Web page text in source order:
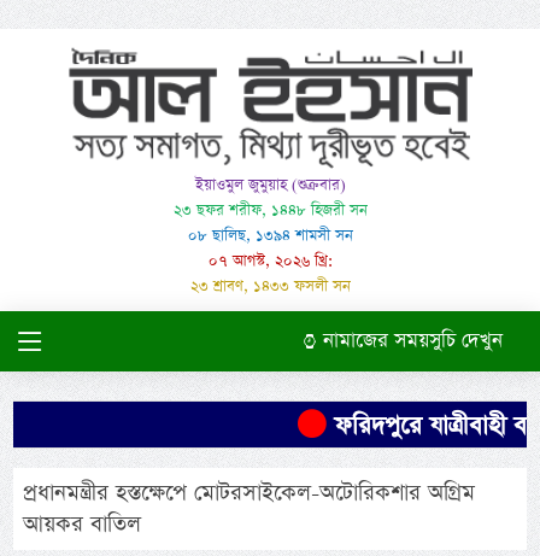
ইয়াওমুল জুমুয়াহ (শুক্রবার)
২৩ ছফর শরীফ, ১৪৪৮ হিজরী সন
০৮ ছালিছ, ১৩৯৪ শামসী সন
০৭ আগস্ট, ২০২৬ খ্রি:
২৩ শ্রাবণ, ১৪৩৩ ফসলী সন
নামাজের সময়সুচি দেখুন
ফরিদপুরে যাত্রীবাহী
প্রধানমন্ত্রীর হস্তক্ষেপে মোটরসাইকেল-অটোরিকশার অগ্রিম
আয়কর বাতিল